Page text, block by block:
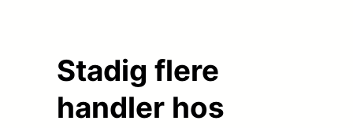
Stadig flere
handler hos